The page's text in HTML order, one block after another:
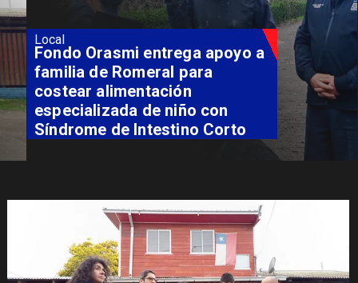
Local
Fondo Orasmi entrega apoyo a
familia de Romeral para
costear alimentación
especializada de niño con
Síndrome de Intestino Corto